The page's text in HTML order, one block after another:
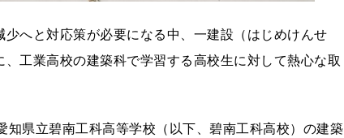
へと対応策が必要になる中、一建設（はじめけんせ
工業高校の建築科で学習する高校生に対して熱心な取
県立碧南工科高等学校（以下、碧南工科高校）の建築